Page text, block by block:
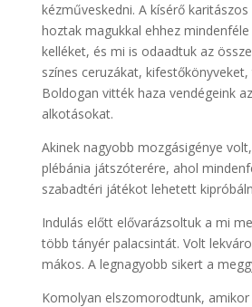
kézműveskedni. A kísérő
hoztak magukkal ehhez mindenféle
kelléket, és mi is odaadtuk az
színes ceruzákat,
Boldogan vitték haza vendégeink
alkotásokat.
Akinek nagyobb mozgásigénye
plébánia játszóterére, ahol
szabadtéri játékot lehetett
Indulás előtt elővarázsoltuk a mi
több tányér palacsintát. Volt
mákos. A legnagyobb sikert a
Komolyan elszomorodtunk, amikor